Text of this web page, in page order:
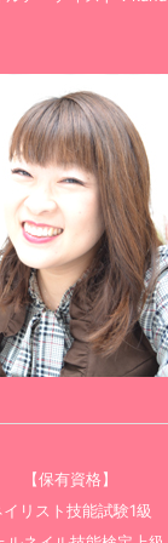
【保有資格】
イリスト技能試験1級